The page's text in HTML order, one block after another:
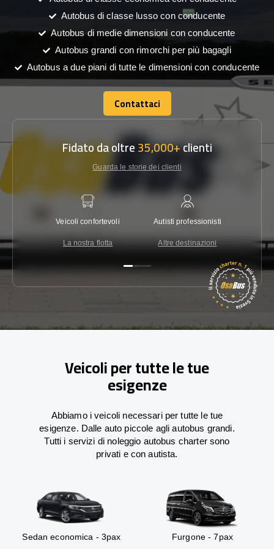
Autobus di classe lusso con conducente
Autobus di medie dimensioni con conducente
Autobus grandi con rimorchi per più bagagli
Autobus a due piani di tutte le dimensioni con conducente
Contattaci
Contattaci
Fidato da oltre35,000+clienti
Guarda le storie dei clienti
Veicoli confortevoli
La nostra flotta
Autisti professionisti
Altre destinazioni
Veicoli per tutte le tue
esigenze
Abbiamo i veicoli necessari per tutte le tue
esigenze. Dalle auto piccole agli autobus grandi.
Tutti i servizi di noleggio autobus charter sono
privati e con autista.
Sedan economica - 3pax Furgone - 7pax